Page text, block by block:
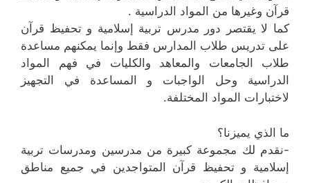
قرآن وغيرها من المواد الدراسية .
كما لا يقتصر دور مدرس تربية إسلامية و تحفيظ قرآن
على تدريس طلاب المدارس فقط وإنما يمكنهم مساعدة
طلاب الجامعات والمعاهد والكليات في فهم المواد
الدراسية وحل الواجبات و المساعدة في التجهيز
لاختبارات المواد المختلفة.
ما الذي يميزنا؟
-نقدم لك مجموعة كبيرة من مدرسين ومدرسات تربية
إسلامية و تحفيظ قرآن المتواجدين في جميع مناطق